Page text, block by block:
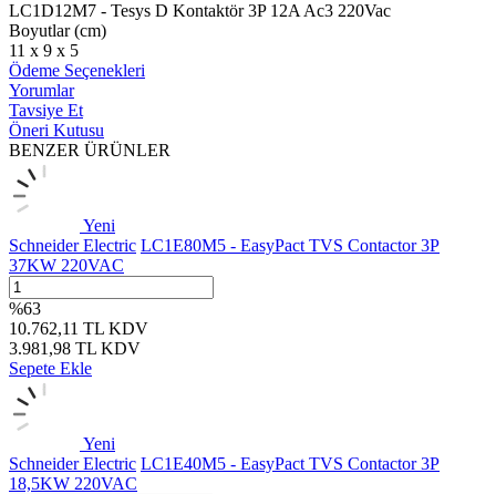
LC1D12M7 - Tesys D Kontaktör 3P 12A Ac3 220Vac
Boyutlar (cm)
11 x 9 x 5
Ödeme Seçenekleri
Yorumlar
Tavsiye Et
Öneri Kutusu
BENZER ÜRÜNLER
Yeni
Schneider Electric LC1E80M5 - EasyPact TVS Contactor 3P
37KW 220VAC
%63
10.762,11 TL KDV
3.981,98 TL KDV
Sepete Ekle
Yeni
Schneider Electric LC1E40M5 - EasyPact TVS Contactor 3P
18,5KW 220VAC